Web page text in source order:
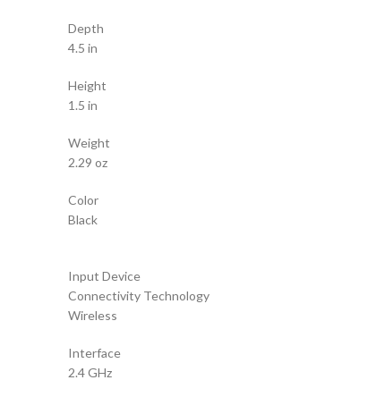
Depth
4.5 in
Height
1.5 in
Weight
2.29 oz
Color
Black
Input Device
Connectivity Technology
Wireless
Interface
2.4 GHz